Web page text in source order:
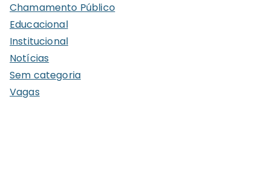
v
o
s
Chamamento Público
Educacional
Institucional
Notícias
Sem categoria
Vagas